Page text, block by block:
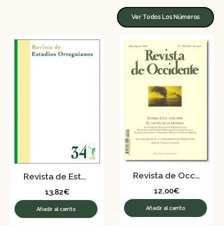
Ver Todos Los Números
Revista de Estudios Orteguianos Nº 34. Mayo de 2017
13,82€
Añadir al carrito
Revista de Occidente nº 302-303 – Julio-Agosto 2006
12,00€
Añadir al carrito